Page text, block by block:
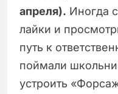
апреля). Иногда
лайки и
путь к
поймали
устроить